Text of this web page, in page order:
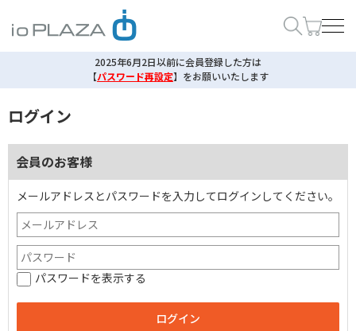
2025年6月2日以前に会員登録した方は
【パスワード再設定】 をお願いいたします
ログイン
会員のお客様
メールアドレスとパスワードを入力してログインしてください。
パスワードを表示する